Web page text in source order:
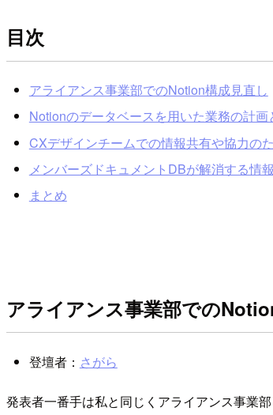
目次
アライアンス事業部でのNotion構成見直し
Notionのデータベースを用いた業務の計画
CXデザインチームでの情報共有や協力の
メンバーズドキュメントDBが解消する情
まとめ
アライアンス事業部での
登壇者： さがら
発表者一番手は私と同じくアライアンス事業